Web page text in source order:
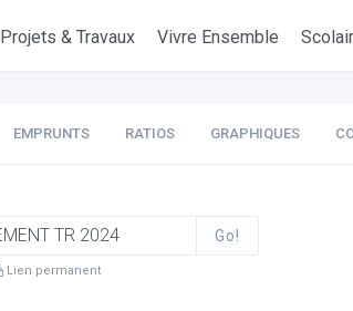
Projets & Travaux Vivre Ensemble
EMPRUNTS RATIOS GRAPHIQUES
Go!
Lien permanent